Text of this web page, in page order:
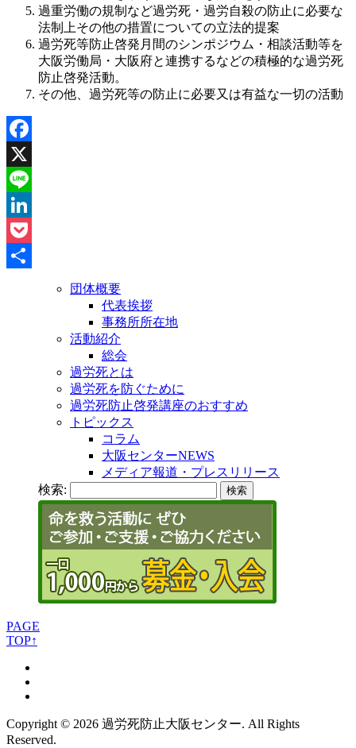
過重労働の規制など過労死・過労自殺の防止に必要な
法制上その他の措置についての立法的提案
過労死等防止啓発月間のシンポジウム・相談活動等を
大阪労働局・大阪府と連携するなどの積極的な過労死
防止啓発活動。
その他、過労死等の防止に必要又は有益な一切の活動
Facebook
X
Line
LinkedIn
Pocket
団体概要
代表挨拶
事務所所在地
活動紹介
総会
過労死とは
過労死を防ぐために
過労死防止啓発講座のおすすめ
トピックス
コラム
大阪センターNEWS
メディア報道・プレスリリース
検索:
PAGE
TOP↑
Copyright © 2026 過労死防止大阪センター. All Rights
Reserved.